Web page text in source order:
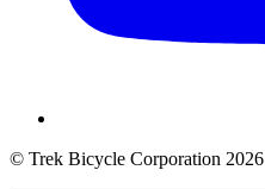
© Trek Bicycle Corporation 2026